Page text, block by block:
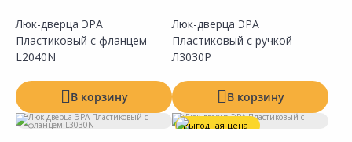
Люк-дверца ЭРА
Пластиковый с фланцем
L2040N
В корзину
Люк-дверца ЭРА
Пластиковый с ручкой
Л3030Р
В корзину
Выгодная цена